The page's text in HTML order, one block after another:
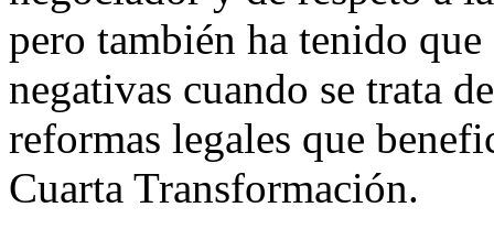
pero también ha tenido
negativas cuando se trata
reformas legales que
Cuarta Transformación.